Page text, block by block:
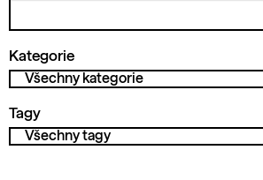
Kategorie
Tagy